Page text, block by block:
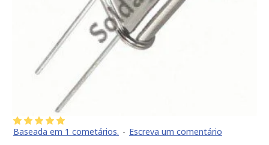
Baseada em 1 cometários. - Escreva um comentário